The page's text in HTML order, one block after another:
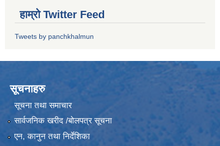
हाम्रो Twitter Feed
Tweets by panchkhalmun
सूचनाहरु
सूचना तथा समाचार
सार्वजनिक खरीद /बोलपत्र सूचना
एन, कानुन तथा निर्देशिका